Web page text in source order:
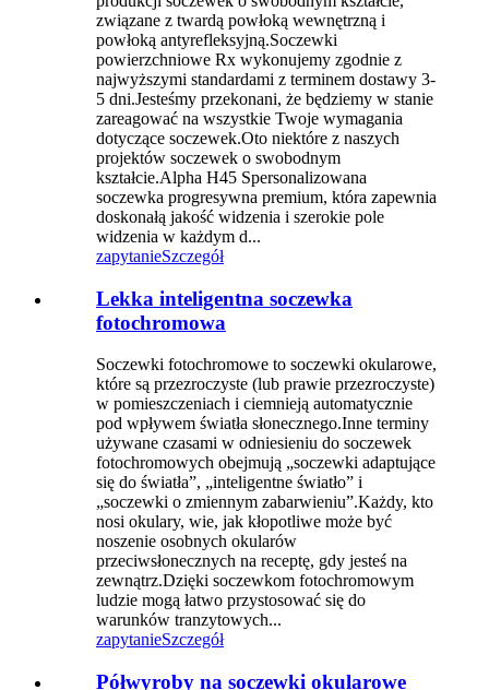
związane z twardą powłoką wewnętrzną i
powłoką antyrefleksyjną.Soczewki
powierzchniowe Rx wykonujemy zgodnie z
najwyższymi standardami z terminem dostawy 3-
5 dni.Jesteśmy przekonani, że będziemy w stanie
zareagować na wszystkie Twoje wymagania
dotyczące soczewek.Oto niektóre z naszych
projektów soczewek o swobodnym
kształcie.Alpha H45 Spersonalizowana
soczewka progresywna premium, która zapewnia
doskonałą jakość widzenia i szerokie pole
widzenia w każdym d...
zapytanieSzczegół
Lekka inteligentna soczewka
fotochromowa
Soczewki fotochromowe to soczewki okularowe,
które są przezroczyste (lub prawie przezroczyste)
w pomieszczeniach i ciemnieją automatycznie
pod wpływem światła słonecznego.Inne terminy
używane czasami w odniesieniu do soczewek
fotochromowych obejmują „soczewki adaptujące
się do światła”, „inteligentne światło” i
„soczewki o zmiennym zabarwieniu”.Każdy, kto
nosi okulary, wie, jak kłopotliwe może być
noszenie osobnych okularów
przeciwsłonecznych na receptę, gdy jesteś na
zewnątrz.Dzięki soczewkom fotochromowym
ludzie mogą łatwo przystosować się do
warunków tranzytowych...
zapytanieSzczegół
Półwyroby na soczewki okularowe